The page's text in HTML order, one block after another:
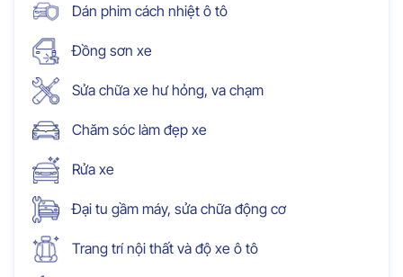
Dán phim cách nhiệt ô tô
Đồng sơn xe
Sửa chữa xe hư hỏng, va chạm
Chăm sóc làm đẹp xe
Rửa xe
Đại tu gầm máy, sửa chữa động cơ
Trang trí nội thất và độ xe ô tô